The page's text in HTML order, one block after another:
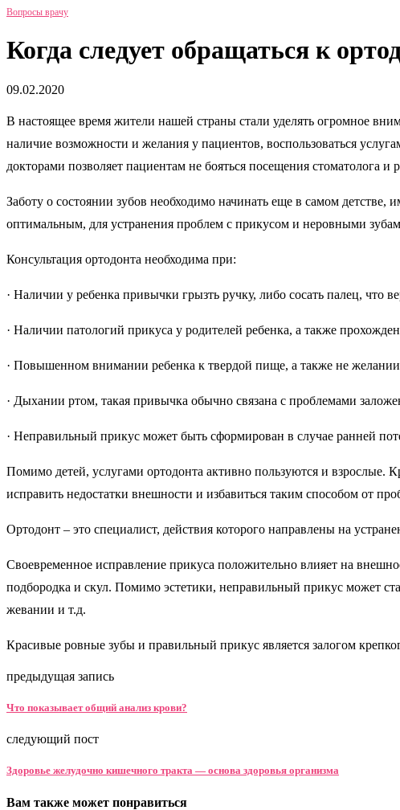
Вопросы врачу
Когда следует обращаться к
09.02.2020
В настоящее время жители нашей страны стали уделять огромное
наличие возможности и желания у пациентов, воспользоваться
докторами позволяет пациентам не бояться посещения стоматолога
Заботу о состоянии зубов необходимо начинать еще в самом детстве,
оптимальным, для устранения проблем с прикусом и неровными
Консультация ортодонта необходима при:
· Наличии у ребенка привычки грызть ручку, либо сосать палец, что
· Наличии патологий прикуса у родителей ребенка, а также
· Повышенном внимании ребенка к твердой пище, а также не желании
· Дыхании ртом, такая привычка обычно связана с проблемами
· Неправильный прикус может быть сформирован в случае ранней
Помимо детей, услугами ортодонта активно пользуются и взрослые.
исправить недостатки внешности и избавиться таким способом от
Ортодонт – это специалист, действия которого направлены на
Своевременное исправление прикуса положительно влияет на
подбородка и скул. Помимо эстетики, неправильный прикус может
жевании и т.д.
Красивые ровные зубы и правильный прикус является залогом
предыдущая запись
Что показывает общий анализ крови?
следующий пост
Здоровье желудочно кишечного тракта — основа здоровья организма
Вам также может понравиться